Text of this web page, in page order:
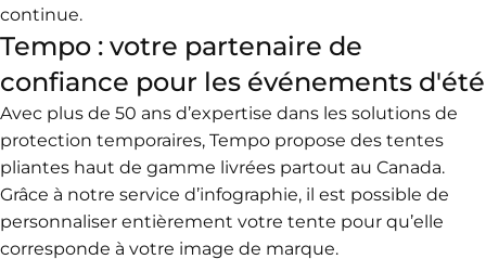
continue.
Tempo : votre partenaire de
confiance pour les événements d'été
Avec plus de 50 ans d’expertise dans les solutions de
protection temporaires, Tempo propose des tentes
pliantes haut de gamme livrées partout au Canada.
Grâce à notre service d’infographie, il est possible de
personnaliser entièrement votre tente pour qu’elle
corresponde à votre image de marque.